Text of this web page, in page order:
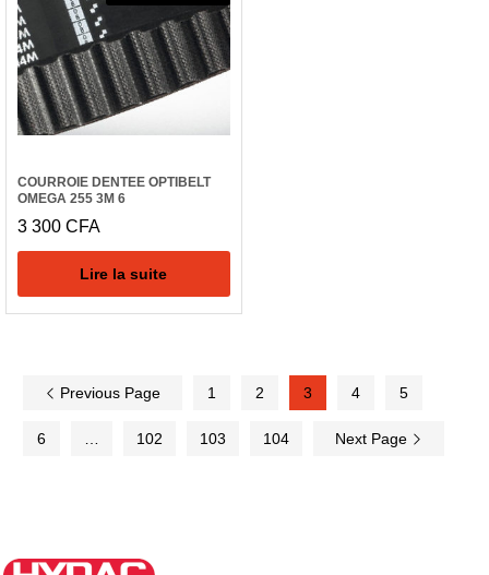
COURROIE DENTEE OPTIBELT
OMEGA 255 3M 6
3 300 CFA
Lire la suite
Previous Page 1 2 3 4 5
6 102 103 104 Next Page